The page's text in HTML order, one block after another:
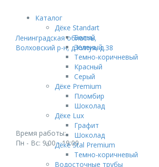
Ленинградская область,
Волховский р-н, д.Кипуя, д.38
Время работы:
Пн - Вс: 9:00 - 19:00
Каталог
Дёке Standart
Белый
Зеленый
Темно-коричневый
Красный
Серый
Дёке Premium
Пломбир
Шоколад
Дёке Lux
Графит
Шоколад
Дёке Stal Premium
Темно-коричневый
Водосточные трубы